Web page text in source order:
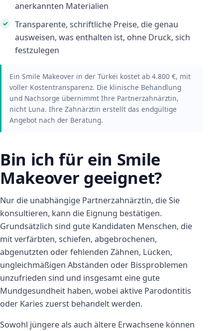
anerkannten Materialien
Transparente, schriftliche Preise, die genau
ausweisen, was enthalten ist, ohne Druck, sich
festzulegen
Ein Smile Makeover in der Türkei kostet ab 4.800 €, mit
voller Kostentransparenz. Die klinische Behandlung
und Nachsorge übernimmt Ihre Partnerzahnärztin,
nicht Luna. Ihre Zahnärztin erstellt das endgültige
Angebot nach der Beratung.
Bin ich für ein Smile
Makeover geeignet?
Nur die unabhängige Partnerzahnärztin, die Sie
konsultieren, kann die Eignung bestätigen.
Grundsätzlich sind gute Kandidaten Menschen, die
mit verfärbten, schiefen, abgebrochenen,
abgenutzten oder fehlenden Zähnen, Lücken,
ungleichmäßigen Abständen oder Bissproblemen
unzufrieden sind und insgesamt eine gute
Mundgesundheit haben, wobei aktive Parodontitis
oder Karies zuerst behandelt werden.
Sowohl jüngere als auch ältere Erwachsene können